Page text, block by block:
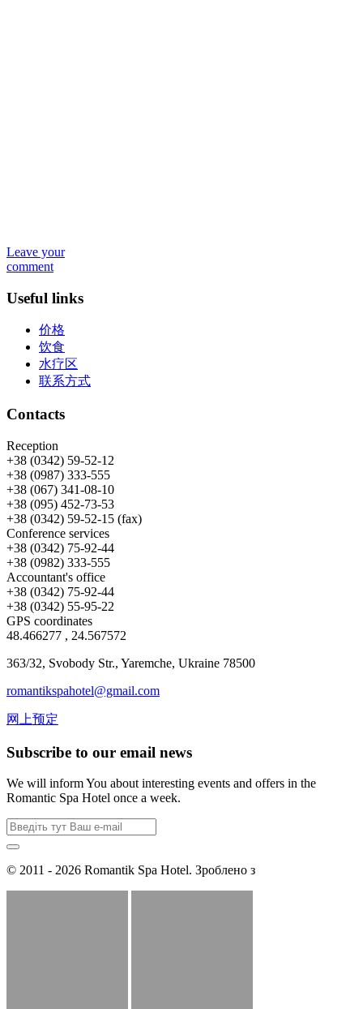
Leave your
comment
Useful links
价格
饮食
水疗区
联系方式
Contacts
Reception
+38 (0342) 59-52-12
+38 (0987) 333-555
+38 (067) 341-08-10
+38 (095) 452-73-53
+38 (0342) 59-52-15 (fax)
Conference services
+38 (0342) 75-92-44
+38 (0982) 333-555
Accountant's office
+38 (0342) 75-92-44
+38 (0342) 55-95-22
GPS coordinates
48.466277 , 24.567572
363/32, Svobody Str., Yaremche, Ukraine 78500
romantikspahotel@gmail.com
网上预定
Subscribe to our email news
We will inform You about interesting events and offers in the
Romantic Spa Hotel once a week.
© 2011 - 2026 Romantik Spa Hotel. Зроблено з